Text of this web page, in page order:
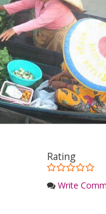
Rating
Write